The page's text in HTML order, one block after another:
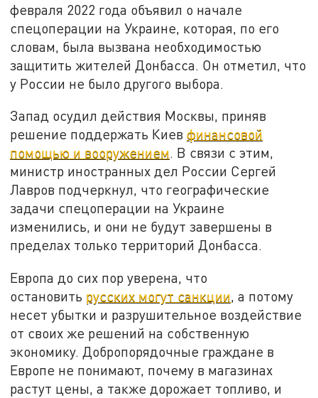
февраля 2022 года объявил о начале
спецоперации на Украине, которая, по его
словам, была вызвана необходимостью
защитить жителей Донбасса. Он отметил, что
у России не было другого выбора.
Запад осудил действия Москвы, приняв
решение поддержать Киевфинансовой
помощью и вооружением. В связи с этим,
министр иностранных дел России Сергей
Лавров подчеркнул, что географические
задачи спецоперации на Украине
изменились, и они не будут завершены в
пределах только территорий Донбасса.
Европа до сих пор уверена, что
остановить русских могут санкции, а потому
несет убытки и разрушительное воздействие
от своих же решений на собственную
экономику. Добропорядочные граждане в
Европе не понимают, почему в магазинах
растут цены, а также дорожает топливо, и